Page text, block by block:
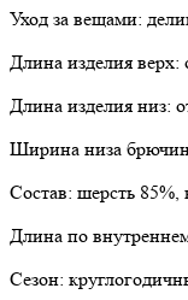
Уход за вещами:
Длина изделия верх:
Длина изделия низ:
Ширина низа
Состав: шерсть 85%,
Длина по
Сезон: